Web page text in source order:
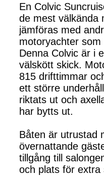
En Colvic
de mest välkända
jämföras med
motoryachter som
Denna Colvic är i
välskött skick.
815 drifttimmar
ett större
riktats ut och
har bytts ut.
Båten är utrustad
övernattande
tillgång till
och plats för extra